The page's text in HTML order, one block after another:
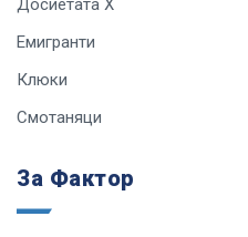
Досиетата Х
Емигранти
Клюки
Смотаняци
За Фактор